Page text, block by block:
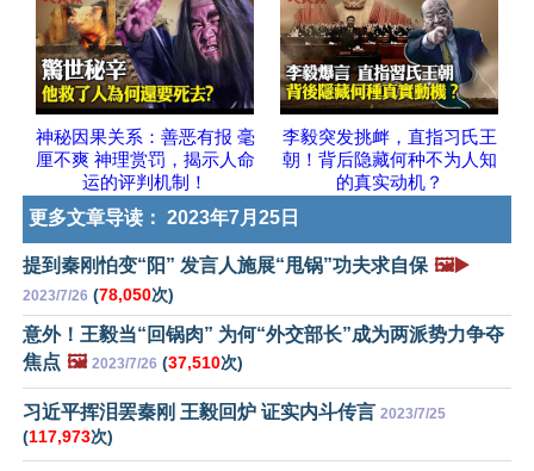
神秘因果关系：善恶有报 毫
厘不爽 神理赏罚，揭示人命
运的评判机制！
李毅突发挑衅，直指习氏王
朝！背后隐藏何种不为人知
的真实动机？
更多文章导读： 2023年7月25日
提到秦刚怕变“阳” 发言人施展“甩锅”功夫求自保 🖼️▶️
2023/7/26 (78,050次)
意外！王毅当“回锅肉” 为何“外交部长”成为两派势力争夺
焦点 🖼️ 2023/7/26 (37,510次)
习近平挥泪罢秦刚 王毅回炉 证实内斗传言 2023/7/25
(117,973次)